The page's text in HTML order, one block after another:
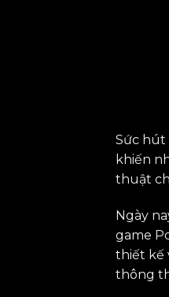
Sức hút
khiến
thuật
Ngày
game
thiết kế
thông